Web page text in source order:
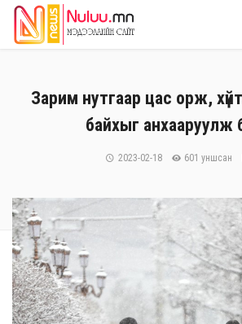
Зарим нутгаар цас орж,
байхыг анхааруулж
2023-02-18 601 уншсан